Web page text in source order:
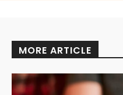
MORE ARTICLE